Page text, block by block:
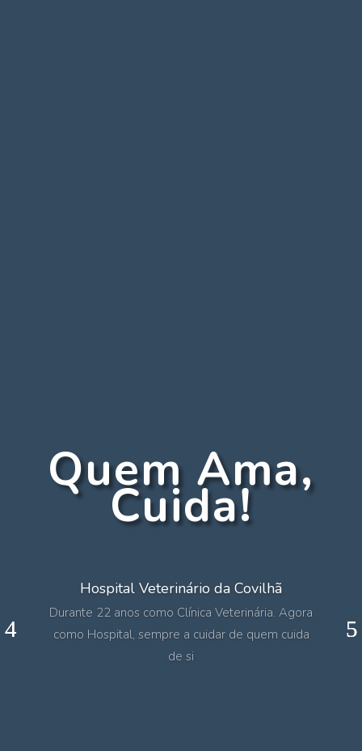
Quem Ama,
Cuida!
Hospital Veterinário da Covilhã
Durante 22 anos como Clínica Veterinária. Agora
como Hospital, sempre a cuidar de quem cuida
de si